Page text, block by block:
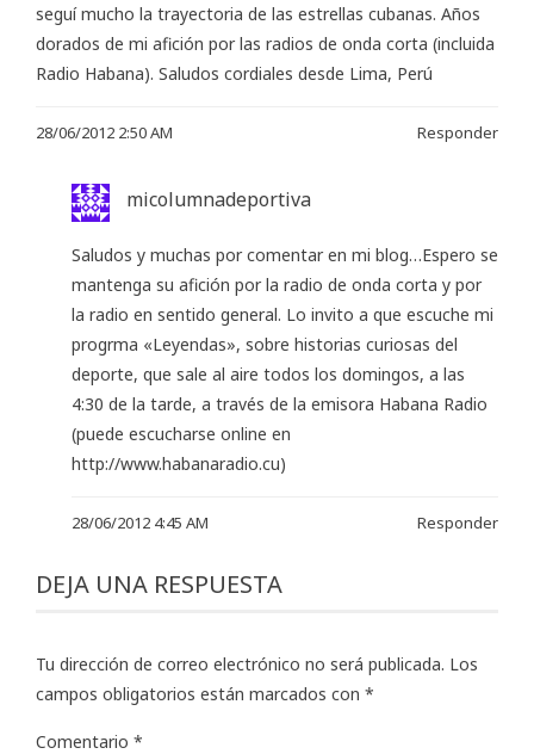
seguí mucho la trayectoria de las estrellas cubanas. Años
dorados de mi afición por las radios de onda corta (incluida
Radio Habana). Saludos cordiales desde Lima, Perú
28/06/2012 2:50 AM Responder
micolumnadeportiva
Saludos y muchas por comentar en mi blog…Espero se
mantenga su afición por la radio de onda corta y por
la radio en sentido general. Lo invito a que escuche mi
progrma «Leyendas», sobre historias curiosas del
deporte, que sale al aire todos los domingos, a las
4:30 de la tarde, a través de la emisora Habana Radio
(puede escucharse online en
http://www.habanaradio.cu)
28/06/2012 4:45 AM Responder
DEJA UNA RESPUESTA
Tu dirección de correo electrónico no será publicada. Los
campos obligatorios están marcados con *
Comentario *